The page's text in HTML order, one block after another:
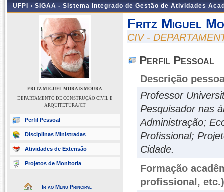
UFPI › SIGAA - Sistema Integrado de Gestão de Atividades
FRITZ MIGUEL MORAIS MOURA
DEPARTAMENTO DE CONSTRUÇÃO CIVIL E
ARQUITETURA/CT
Perfil Pessoal
Disciplinas Ministradas
Atividades de Extensão
Projetos de Monitoria
Ir ao Menu Principal
Fritz Miguel
CIV -
Perfil Pessoal
Descrição
Professor
Pesquisador nas
Administração;
Profissional;
Cidade.
Formação
profissional, etc.)